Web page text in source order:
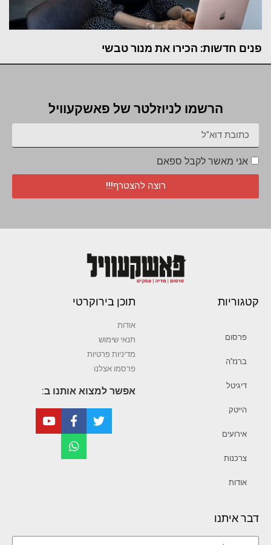
פנים חדשות: הכירו את מנור טבשי
הרשמו לניוזלטר של פאשקעוויל
אני מאשר לקבל ספאם
רוצה להצטרף!!!
קטגוריות
פרסום
ברנז’ה
דיגיטל
הייטק
אירועים
צרכנות
אודות
תוכן בירוקרטי
אודות
תנאי שימוש
מדיניות פרטיות
פרסמו אצלנו
אפשר למצוא אותנו ב:
דבר איתנו